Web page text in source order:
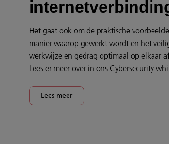
Het gaat ook om de praktische
manier waarop gewerkt wordt en het
werkwijze en gedrag optimaal op elkaar
Lees er meer over in ons Cybersecurity
Lees meer